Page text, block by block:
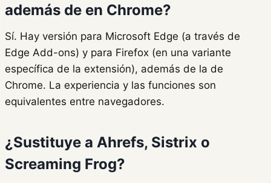
además de en Chrome?
Sí. Hay versión para Microsoft Edge (a través de
Edge Add-ons) y para Firefox (en una variante
específica de la extensión), además de la de
Chrome. La experiencia y las funciones son
equivalentes entre navegadores.
¿Sustituye a Ahrefs, Sistrix o
Screaming Frog?